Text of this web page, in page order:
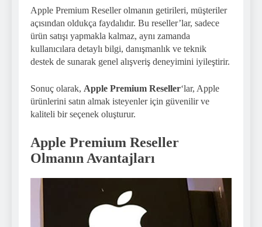
Apple Premium Reseller olmanın getirileri, müşteriler
açısından oldukça faydalıdır. Bu reseller’lar, sadece
ürün satışı yapmakla kalmaz, aynı zamanda
kullanıcılara detaylı bilgi, danışmanlık ve teknik
destek de sunarak genel alışveriş deneyimini iyileştirir.
Sonuç olarak, Apple Premium Reseller‘lar, Apple
ürünlerini satın almak isteyenler için güvenilir ve
kaliteli bir seçenek oluşturur.
Apple Premium Reseller
Olmanın Avantajları